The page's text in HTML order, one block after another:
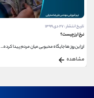
تاریخ انتشار : ۲۷ دی ۱۳۹۹
نرخ ارز چیست؟
ارز این روز ها جایگاه محبوبی میان مردم پیدا کرده...
مشاهده